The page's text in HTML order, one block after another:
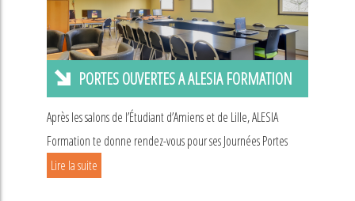
PORTES OUVERTES A ALESIA FORMATION
Après les salons de l’Étudiant d’Amiens et de Lille, ALESIA
Formation te donne rendez-vous pour ses Journées Portes
Lire la suite